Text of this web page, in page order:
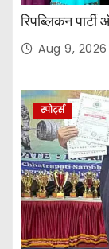
रिपब्लिकन
Aug 9, 2026
स्पोर्ट्स